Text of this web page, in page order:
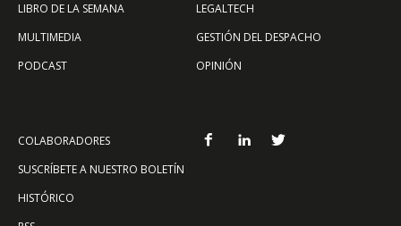
LIBRO DE LA SEMANA
MULTIMEDIA
PODCAST
LEGALTECH
GESTIÓN DEL DESPACHO
OPINIÓN
COLABORADORES
SUSCRÍBETE A NUESTRO BOLETÍN
HISTÓRICO